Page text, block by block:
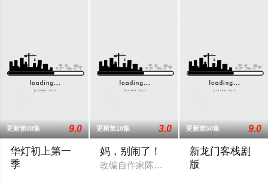
更新第08集 9.0
华灯初上第一
季
更新第10集 3.0
妈，别闹了！
改编自作家陈名珉小说《我妈的异国婚姻
更新第50集 9.0
新龙门客栈剧
版